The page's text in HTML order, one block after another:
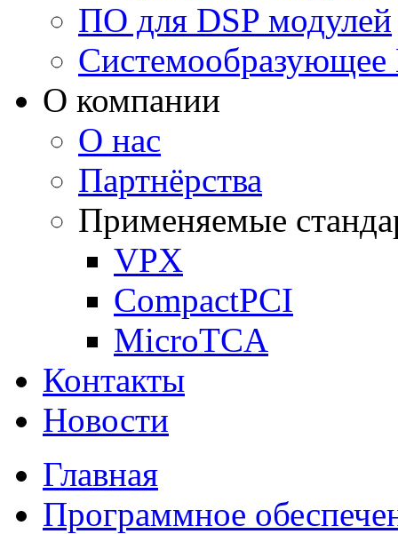
ПО для DSP модулей
О компании
О нас
Партнёрства
Применяемые
VPX
CompactPCI
MicroTCA
Контакты
Новости
Главная
Программное